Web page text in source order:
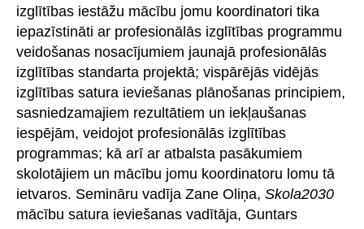
izglītības iestāžu mācību jomu koordinatori tika
iepazīstināti ar profesionālās izglītības programmu
veidošanas nosacījumiem jaunajā profesionālās
izglītības standarta projektā; vispārējās vidējās
izglītības satura ieviešanas plānošanas principiem,
sasniedzamajiem rezultātiem un iekļaušanas
iespējām, veidojot profesionālās izglītības
programmas; kā arī ar atbalsta pasākumiem
skolotājiem un mācību jomu koordinatoru lomu tā
ietvaros. Semināru vadīja Zane Oliņa, Skola2030
mācību satura ieviešanas vadītāja, Guntars